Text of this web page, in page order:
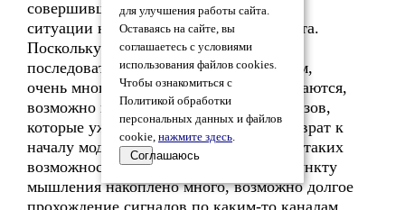
совершившиеся события – моделируя
ситуации на основе накопленного опыта.
Поскольку сигналов, соответствующих
последовательно сменяющимся образам,
очень много, и они частично перекрываются,
возможно повторное возбуждение образов,
которые уже возбуждались, то есть возврат к
началу моделирования ситуации. Если таких
возможностей возврата к исходному пункту
мышления накоплено много, возможно долгое
прохождение сигналов по каким-то каналам
для улучшения работы сайта.
Оставаясь на сайте, вы
соглашаетесь с условиями
использования файлов cookies.
Чтобы ознакомиться с
Политикой обработки
персональных данных и файлов
cookie, нажмите здесь.
Соглашаюсь